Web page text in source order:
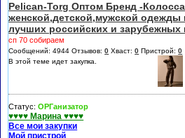
Pelican-Torg Оптом Бренд -
женской,детской,мужской одежды
лучших российских и зарубежных
сп 70 собираем
Сообщений: 4944 Отзывов:0 Хваст:0 Пристрой:0
В этой теме идет закупка.
Статус:ОРГанизатор
♥♥♥♥ Марина ♥♥♥♥
Все мои закупки
Мой пристрой